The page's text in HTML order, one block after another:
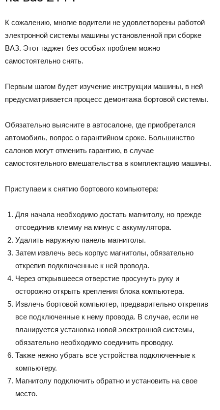
К сожалению, многие водители не удовлетворены работой
электронной системы машины установленной при сборке
ВАЗ. Этот гаджет без особых проблем можно
самостоятельно снять.
Первым шагом будет изучение инструкции машины, в ней
предусматривается процесс демонтажа бортовой системы.
Обязательно выясните в автосалоне, где приобретался
автомобиль, вопрос о гарантийном сроке. Большинство
салонов могут отменить гарантию, в случае
самостоятельного вмешательства в комплектацию машины.
Приступаем к снятию бортового компьютера:
Для начала необходимо достать магнитолу, но прежде
отсоединив клемму на минус с аккумулятора.
Удалить наружную панель магнитолы.
Затем извлечь весь корпус магнитолы, обязательно
открепив подключенные к ней провода.
Через открывшееся отверстие просунуть руку и
осторожно открыть крепления блока компьютера.
Извлечь бортовой компьютер, предварительно открепив
все подключенные к нему провода. В случае, если не
планируется установка новой электронной системы,
обязательно необходимо соединить проводку.
Также нежно убрать все устройства подключенные к
компьютеру.
Магнитолу подключить обратно и установить на свое
место.